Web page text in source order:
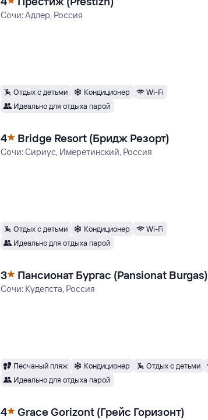
Сочи: Адлер, Россия
Отдых с детьми Кондиционер
Wi-Fi
Идеально для отдыха парой
4 Bridge Resort (Бридж Резорт)
Сочи: Сириус, Имеретинский, Россия
Отдых с детьми Кондиционер
Wi-Fi
Идеально для отдыха парой
3 Пансионат Бургас (Pansionat Burgas)
Сочи: Кудепста, Россия
Песчаный пляж Кондиционер Отдых с детьми
Идеально для отдыха парой
4 Grace Gorizont (Грейс Горизонт)